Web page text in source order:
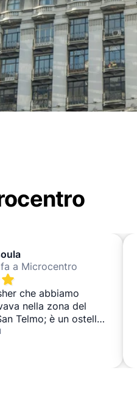
a Microcentro
che abbiamo
nella zona del
Telmo; è un ostello
con ospiti di tutte
benvenuti.
di nuovo